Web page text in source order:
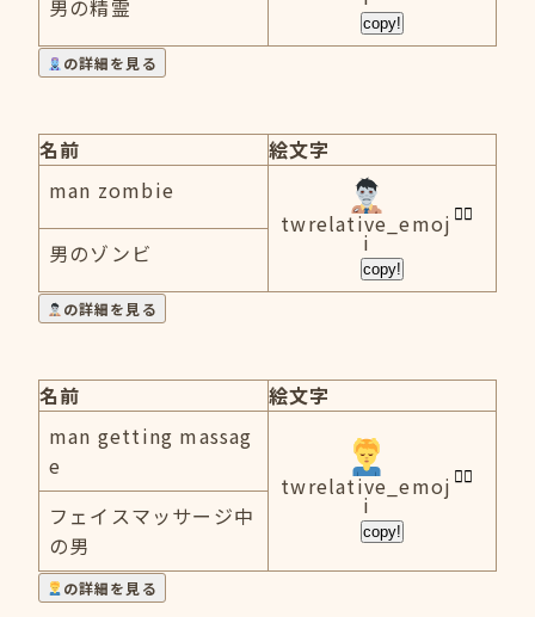
copy!
男の精霊
の詳細を見る
名前
絵文字
man zombie
twrelative_emoj
i
copy!
男のゾンビ
の詳細を見る
名前
絵文字
man getting massag
e
twrelative_emoj
i
copy!
フェイスマッサージ中
の男
の詳細を見る